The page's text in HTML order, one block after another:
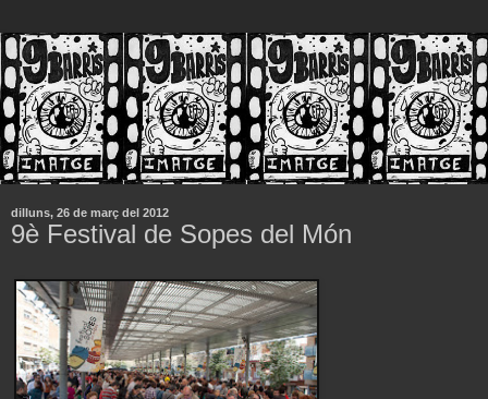
dilluns, 26 de març del 2012
9è Festival de Sopes del Món